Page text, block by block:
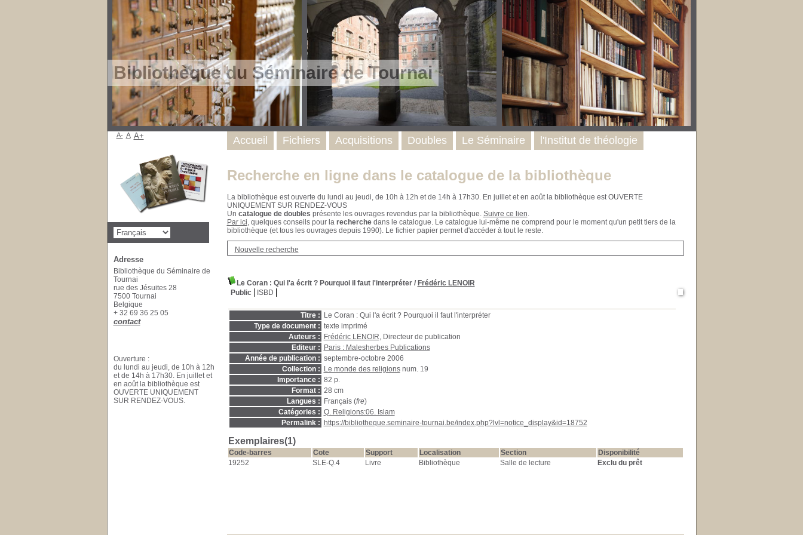
Bibliothèque du Séminaire de Tournai
Recherche en ligne dans le catalogue de la bibliothèque
La bibliothèque est ouverte du lundi au jeudi, de 10h à 12h et de 14h à 17h30. En juillet et en août la bibliothèque est OUVERTE
UNIQUEMENT SUR RENDEZ-VOUS
Un catalogue de doubles présente les ouvrages revendus par la bibliothèque. Suivre ce lien.
Par ici, quelques conseils pour la recherchedans le catalogue. Le catalogue lui-même ne comprend pour le moment qu'un petit tiers de la
bibliothèque (et tous les ouvrages depuis 1990). Le fichier papier permet d'accéder à tout le reste.
Nouvelle recherche
Le Coran: Qui l'a écrit ? Pourquoi il faut l'interpréter/ Frédéric LENOIR
Public
ISBD
Titre :
Le Coran : Qui l'a écrit ? Pourquoi il faut l'interpréter
Type de document : texte imprimé
Auteurs :
Frédéric LENOIR, Directeur de publication
Editeur :
Paris : Malesherbes Publications
Année de publication : septembre-octobre 2006
Collection :
Le monde des religionsnum. 19
Importance : 82 p.
Format : 28 cm
Langues :
Français (fre)
Catégories : Q. Religions:06. Islam
Permalink :
https://bibliotheque.seminaire-tournai.be/index.php?lvl=notice_display&id=18752
Exemplaires(1)
Code-barres Cote Support Localisation Section
Disponibilité
19252
SLE-Q.4 Livre Bibliothèque Salle de lecture Exclu du prêt
Accueil Fichiers Acquisitions Doubles Le Séminaire l'Institut de théologie
A- A A+
Adresse
Bibliothèque du Séminaire de
Tournai
rue des Jésuites 28
7500 Tournai
Belgique
+ 32 69 36 25 05
contact
Ouverture :
du lundi au jeudi, de 10h à 12h
et de 14h à 17h30. En juillet et
en août la bibliothèque est
OUVERTE UNIQUEMENT
SUR RENDEZ-VOUS.